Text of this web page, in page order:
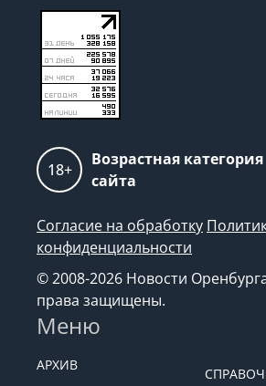
18+
Возрастная категория
сайта
Согласие на обработку
конфиденциальности
© 2008-2026 Новости
права защищены.
Меню
АРХИВ